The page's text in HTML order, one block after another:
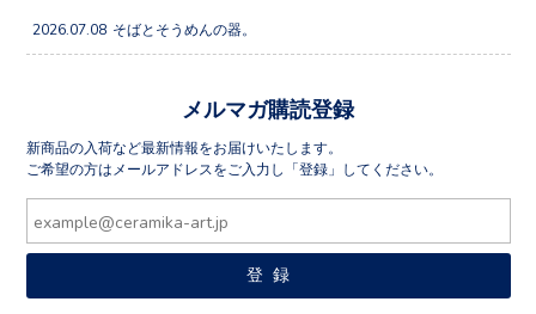
2026.07.08 そばとそうめんの器。
メルマガ購読登録
新商品の入荷など最新情報をお届けいたします。
ご希望の方はメールアドレスをご入力し「登録」してください。